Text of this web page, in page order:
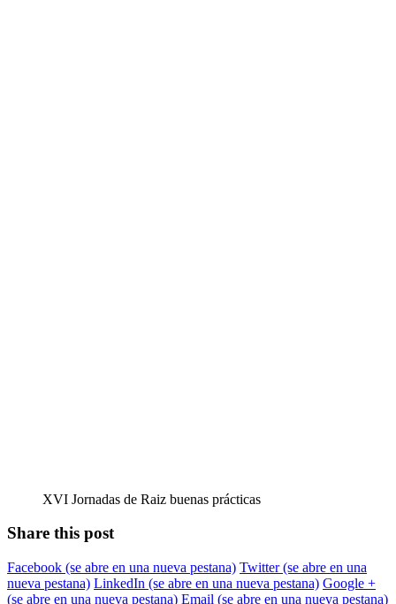
XVI Jornadas de Raiz buenas prácticas
Share this post
Facebook (se abre en una nueva pestana) Twitter(se abre en una
nueva pestana) LinkedIn (se abre en una nueva pestana) Google +
(se abre en una nueva pestana) Email (se abre en una nueva pestana)